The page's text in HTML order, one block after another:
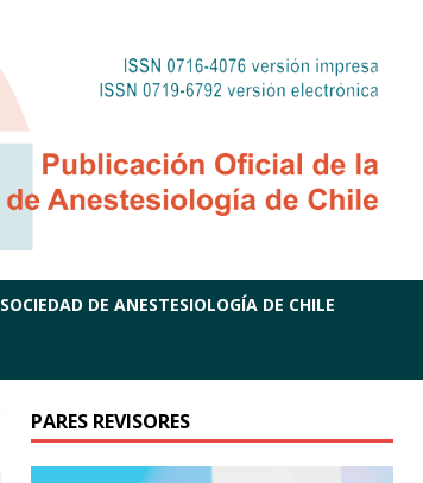
SOCIEDAD DE ANESTESIOLOGÍA DE CHILE
PARES REVISORES